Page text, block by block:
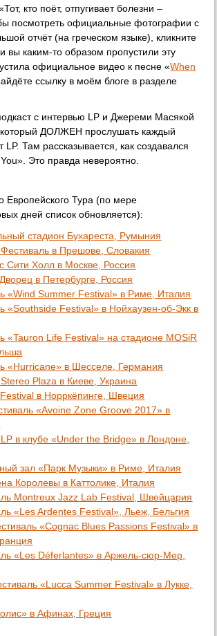
кто поёт, отпугивает болезни –
посмотреть официальные фотографии с
отчёт (на греческом языке), кликните
вы каким-то образом пропустили эту
официальное видео к песне «When
ссылку в моём блоге в разделе
с интервью LP и Джереми Масякой
ДОЛЖЕН прослушать каждый
Там рассказывается, как создавался
Это правда невероятно.
Европейского Тура (по мере
дней список обновляется):
стадион Бухареста, Румыния
в Прешове, Словакия
Сити Холл в Москве, Россия
в Петербурге, Россия
«Wind Summer Festival» в Риме, Италия
«Southside Festival» в Нойхаузен-об-Экк в
«Tauron Life Festival» на стадионе MOSiR
«Hurricane» в Шесселе, Германия
Plaza в Киеве, Украина
в Норркёпинге, Швеция
«Avoine Zone Groove 2017» в
в клубе «Under the Bridge» в Лондоне,
зал «Парк Музыки» в Риме, Италия
Королевы в Каттолике, Италия
Montreux Jazz Lab Festival, Швейцария
«Les Ardentes Festival», Льеж, Бельгия
«Cognac Blues Passions Festival» в
«Les Déferlantes» в Аржель-сюр-Мер,
«Lucca Summer Festival» в Лукке,
в Афинах, Греция